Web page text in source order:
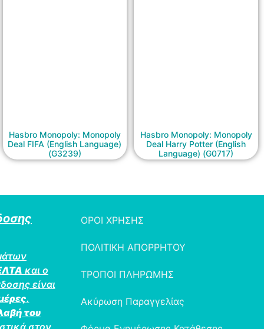
Hasbro Monopoly: Monopoly
Deal FIFA (English Language)
(G3239)
Hasbro Monopoly: Monopoly
Deal Harry Potter (English
Language) (G0717)
και ο
είναι
.
του
στον
ΟΡΟΙ ΧΡΗΣΗΣ
ΠΟΛΙΤΙΚΗ ΑΠΟΡΡΗΤΟΥ
ΤΡΟΠΟΙ ΠΛΗΡΩΜΗΣ
Ακύρωση Παραγγελίας